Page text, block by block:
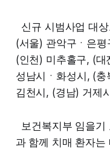
신규 시범사업 대
(서울) 관악구ㆍ은
(인천) 미추홀구, (
성남시ㆍ화성시, (
김천시, (경남) 거제
보건복지부 임을기
과 함께 치매 환자